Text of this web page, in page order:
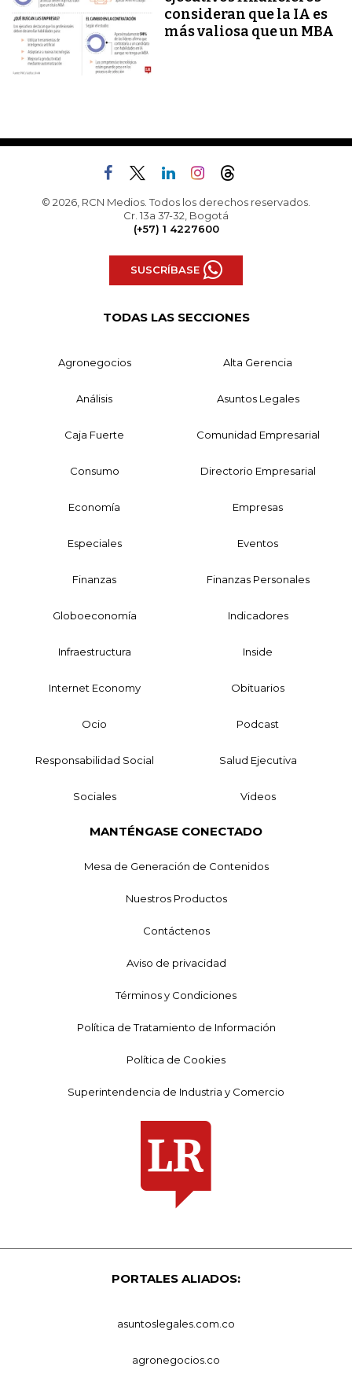
consideran que la IA es
más valiosa que un MBA
© 2026, RCN Medios. Todos los derechos reservados.
Cr. 13a 37-32, Bogotá
(+57) 1 4227600
SUSCRÍBASE
TODAS LAS SECCIONES
Agronegocios Alta Gerencia
Análisis Asuntos Legales
Caja Fuerte Comunidad Empresarial
Consumo Directorio Empresarial
Economía Empresas
Especiales Eventos
Finanzas Finanzas Personales
Globoeconomía Indicadores
Infraestructura Inside
Internet Economy Obituarios
Ocio Podcast
Responsabilidad Social Salud Ejecutiva
Sociales Videos
MANTÉNGASE CONECTADO
Mesa de Generación de Contenidos
Nuestros Productos
Contáctenos
Aviso de privacidad
Términos y Condiciones
Política de Tratamiento de Información
Política de Cookies
Superintendencia de Industria y Comercio
PORTALES ALIADOS:
asuntoslegales.com.co
agronegocios.co